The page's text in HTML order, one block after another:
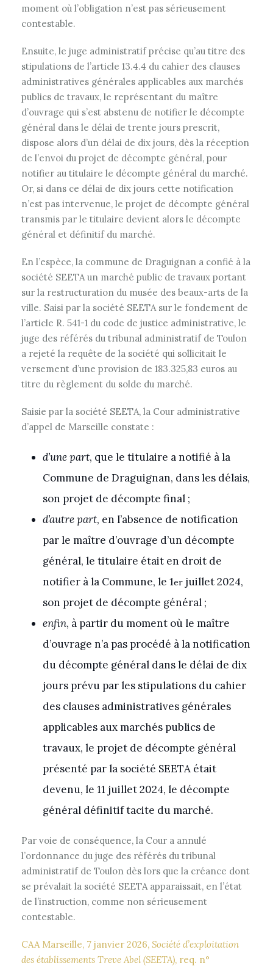
moment où l’obligation n’est pas sérieusement
contestable.
Ensuite, le juge administratif précise qu’au titre des
stipulations de l’article 13.4.4 du cahier des clauses
administratives générales applicables aux marchés
publics de travaux, le représentant du maître
d’ouvrage qui s’est abstenu de notifier le décompte
général dans le délai de trente jours prescrit,
dispose alors d’un délai de dix jours, dès la réception
de l’envoi du projet de décompte général, pour
notifier au titulaire le décompte général du marché.
Or, si dans ce délai de dix jours cette notification
n’est pas intervenue, le projet de décompte général
transmis par le titulaire devient alors le décompte
général et définitif du marché.
En l’espèce, la commune de Draguignan a confié à la
société SEETA un marché public de travaux portant
sur la restructuration du musée des beaux-arts de la
ville. Saisi par la société SEETA sur le fondement de
l’article R. 541-1 du code de justice administrative, le
juge des référés du tribunal administratif de Toulon
a rejeté la requête de la société qui sollicitait le
versement d’une provision de 183.325,83 euros au
titre du règlement du solde du marché.
Saisie par la société SEETA, la Cour administrative
d’appel de Marseille constate :
d’une part, que le titulaire a notifié à la
Commune de Draguignan, dans les délais,
son projet de décompte final ;
d’autre part, en l’absence de notification
par le maître d’ouvrage d’un décompte
général, le titulaire était en droit de
notifier à la Commune, le 1er juillet 2024,
son projet de décompte général ;
enfin, à partir du moment où le maître
d’ouvrage n’a pas procédé à la notification
du décompte général dans le délai de dix
jours prévu par les stipulations du cahier
des clauses administratives générales
applicables aux marchés publics de
travaux, le projet de décompte général
présenté par la société SEETA était
devenu, le 11 juillet 2024, le décompte
général définitif tacite du marché.
Par voie de conséquence, la Cour a annulé
l’ordonnance du juge des référés du tribunal
administratif de Toulon dès lors que la créance dont
se prévalait la société SEETA apparaissait, en l’état
de l’instruction, comme non sérieusement
contestable.
CAA Marseille, 7 janvier 2026, Société d’exploitation
des établissements Treve Abel (SEETA), req. n°